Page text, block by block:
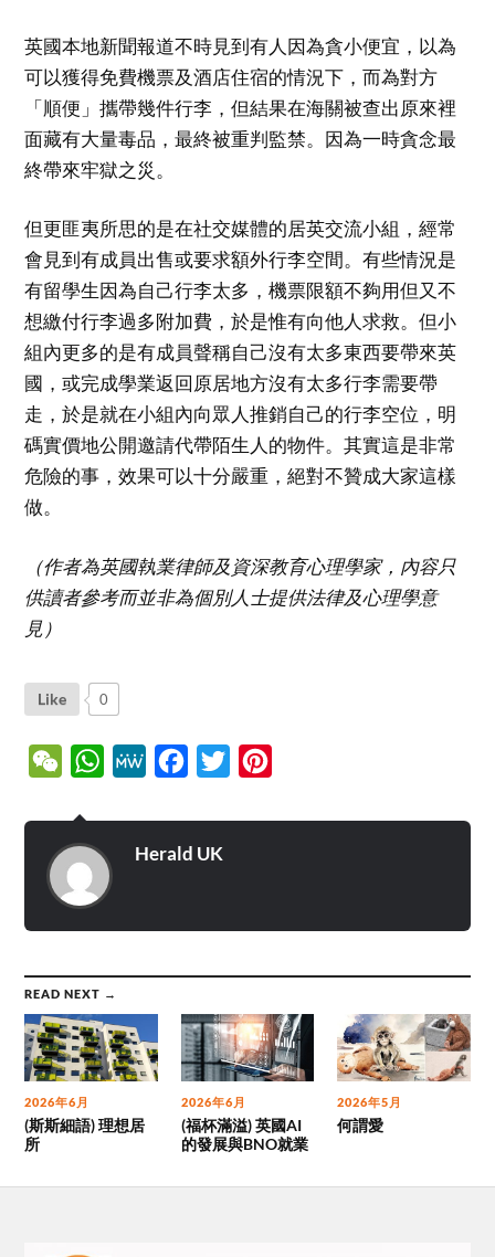
英國本地新聞報道不時見到有人因為貪小便宜，以為
可以獲得免費機票及酒店住宿的情況下，而為對方
「順便」攜帶幾件行李，但結果在海關被查出原來裡
面藏有大量毒品，最終被重判監禁。因為一時貪念最
終帶來牢獄之災。
但更匪夷所思的是在社交媒體的居英交流小組，經常
會見到有成員出售或要求額外行李空間。有些情況是
有留學生因為自己行李太多，機票限額不夠用但又不
想繳付行李過多附加費，於是惟有向他人求救。但小
組內更多的是有成員聲稱自己沒有太多東西要帶來英
國，或完成學業返回原居地方沒有太多行李需要帶
走，於是就在小組內向眾人推銷自己的行李空位，明
碼實價地公開邀請代帶陌生人的物件。其實這是非常
危險的事，效果可以十分嚴重，絕對不贊成大家這樣
做。
（作者為英國執業律師及資深教育心理學家，內容只
供讀者參考而並非為個別人士提供法律及心理學意
見）
Like 0
WeChatWhatsApp
MeWe Facebook
Twitter
Herald UK
READ NEXT →
2026年6月
(斯斯細語) 理想居
所
2026年6月
(福杯滿溢) 英國AI
的發展與BNO就業
2026年5月
何謂愛